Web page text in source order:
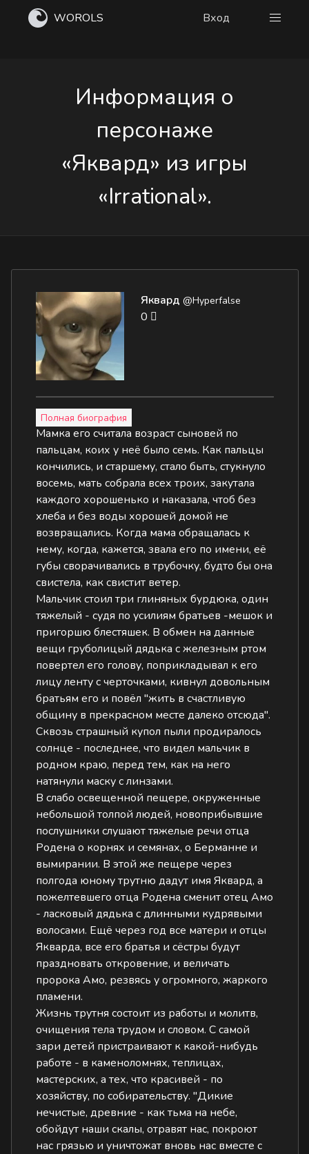
WOROLS Вход
Информация о
персонаже
«Яквард» из игры
«Irrational».
Яквард @Hyperfalse
0
Полная биография
Мамка его считала возраст сыновей по
пальцам, коих у неё было семь. Как пальцы
кончились, и старшему, стало быть, стукнуло
восемь, мать собрала всех троих, закутала
каждого хорошенько и наказала, чтоб без
хлеба и без воды хорошей домой не
возвращались. Когда мама обращалась к
нему, когда, кажется, звала его по имени, её
губы сворачивались в трубочку, будто бы она
свистела, как свистит ветер.
Мальчик стоил три глиняных бурдюка, один
тяжелый - судя по усилиям братьев -мешок и
пригоршю блестяшек. В обмен на данные
вещи груболицый дядька с железным ртом
повертел его голову, поприкладывал к его
лицу ленту с черточками, кивнул довольным
братьям его и повёл "жить в счастливую
общину в прекрасном месте далеко отсюда".
Сквозь страшный купол пыли продиралось
солнце - последнее, что видел мальчик в
родном краю, перед тем, как на него
натянули маску с линзами.
В слабо освещенной пещере, окруженные
небольшой толпой людей, новоприбывшие
послушники слушают тяжелые речи отца
Родена о корнях и семянах, о Берманне и
вымирании. В этой же пещере через
полгода юному трутню дадут имя Яквард, а
пожелтевшего отца Родена сменит отец Амо
- ласковый дядька с длинными кудрявыми
волосами. Ещё через год все матери и отцы
Якварда, все его братья и сёстры будут
праздновать откровение, и величать
пророка Амо, резвясь у огромного, жаркого
пламени.
Жизнь трутня состоит из работы и молитв,
очищения тела трудом и словом. С самой
зари детей пристраивают к какой-нибудь
работе - в каменоломнях, теплицах,
мастерских, а тех, что красивей - по
хозяйству, по собирательству. "Дикие
нечистые, древние - как тьма на небе,
обойдут наши скалы, отравят нас, покроют
нас грязью и уничтожат вновь нас вместе с